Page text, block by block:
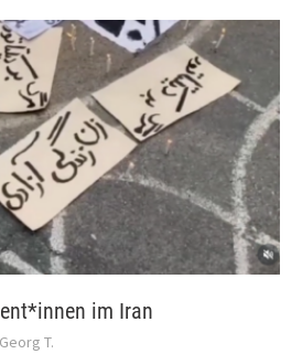
im Iran
Georg T.